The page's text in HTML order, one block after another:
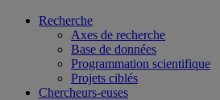
Recherche
Axes de recherche
Base de données
Programmation scientifique
Projets ciblés
Chercheurs-euses